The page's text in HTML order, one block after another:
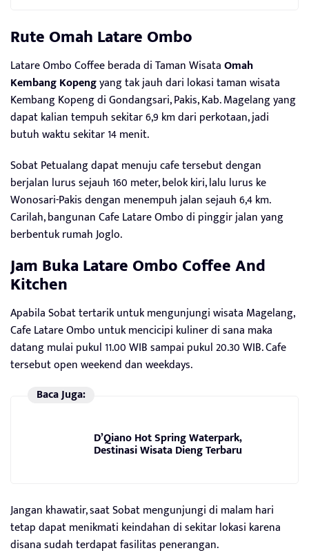
Rute Omah Latare Ombo
Latare Ombo Coffee berada di Taman WisataOmah
Kembang Kopengyang tak jauh dari lokasi taman wisata
Kembang Kopeng di Gondangsari, Pakis, Kab. Magelang yang
dapat kalian tempuh sekitar 6,9 km dari perkotaan, jadi
butuh waktu sekitar 14 menit.
Sobat Petualang dapat menuju cafe tersebut dengan
berjalan lurus sejauh 160 meter, belok kiri, lalu lurus ke
Wonosari-Pakis dengan menempuh jalan sejauh 6,4 km.
Carilah, bangunan Cafe Latare Ombo di pinggir jalan yang
berbentuk rumah Joglo.
Jam Buka Latare Ombo Coffee And
Kitchen
Apabila Sobat tertarik untuk mengunjungi wisata Magelang,
Cafe Latare Ombo untuk mencicipi kuliner di sana maka
datang mulai pukul 11.00 WIB sampai pukul 20.30 WIB. Cafe
tersebut open weekend dan weekdays.
Baca Juga:
D’Qiano Hot Spring Waterpark,
Destinasi Wisata Dieng Terbaru
Jangan khawatir, saat Sobat mengunjungi di malam hari
tetap dapat menikmati keindahan di sekitar lokasi karena
disana sudah terdapat fasilitas penerangan.